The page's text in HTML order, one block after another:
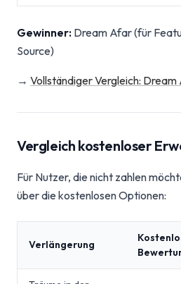
Gewinner: Dream Afar (für
Source)
→ Vollständiger Vergleich: Dream
Vergleich kostenloser
Für Nutzer, die nicht zahlen
über die kostenlosen Optionen:
Verlängerung